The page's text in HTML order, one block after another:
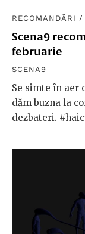
RECOMANDĂRI /
Scena9
februarie
SCENA9
Se simte în aer
dăm buzna la
dezbateri.